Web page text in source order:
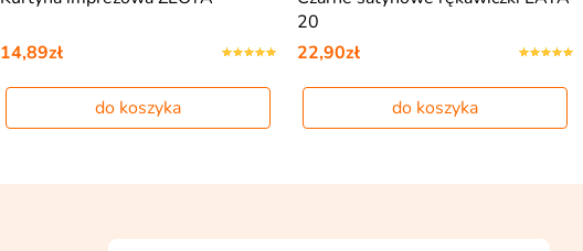
14,89zł
do koszyka
20
22,90zł
do koszyka